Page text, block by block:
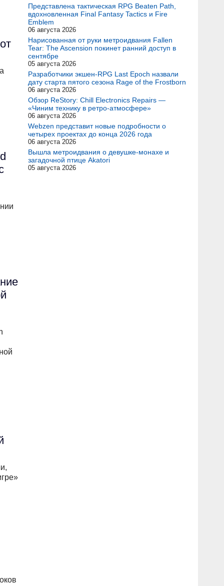
Представлена тактическая RPG Beaten Path,
вдохновленная Final Fantasy Tactics и Fire
Emblem
06 августа 2026
Нарисованная от руки метроидвания Fallen
Tear: The Ascension покинет ранний доступ в
сентябре
05 августа 2026
Разработчики экшен-RPG Last Epoch назвали
дату старта пятого сезона Rage of the Frostborn
06 августа 2026
Обзор ReStory: Chill Electronics Repairs —
«Чиним технику в ретро-атмосфере»
06 августа 2026
Webzen представит новые подробности о
четырех проектах до конца 2026 года
06 августа 2026
Вышла метроидвания о девушке-монахе и
загадочной птице Akatori
05 августа 2026